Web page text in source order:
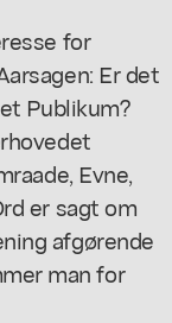
for
Er det
Publikum?
Evne,
er sagt om
afgørende
man for